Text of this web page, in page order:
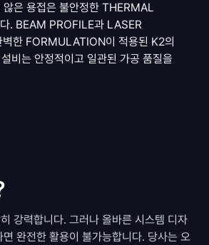
않은 용접은 불안정한 THERMAL
. BEAM PROFILE과 LASER
한 FORMULATION이 적용된 K2의
비는 안정적이고 일관된 가공 품질을
강력합니다. 그러나 올바른 시스템 디자
완전한 활용이 불가능합니다. 당사는 오